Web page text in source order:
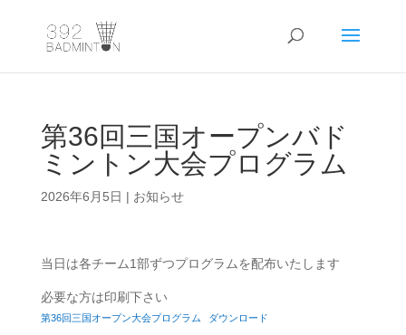
第36回三国オープンバド
ミントン大会プログラム
2026年6月5日 | お知らせ
当日は各チーム1部ずつプログラムを配布いたします
必要な方は印刷下さい
第36回三国オープン大会プログラム ダウンロード